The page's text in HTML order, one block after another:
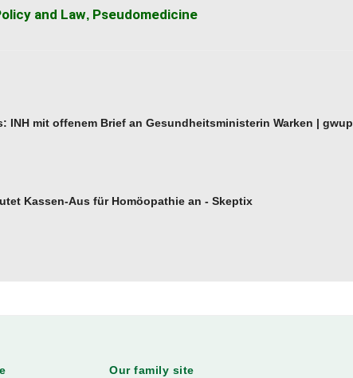
and Law, Pseudomedicine
INH mit offenem Brief an Gesundheitsministerin Warken |
Kassen-Aus für Homöopathie an - Skeptix
Our family site